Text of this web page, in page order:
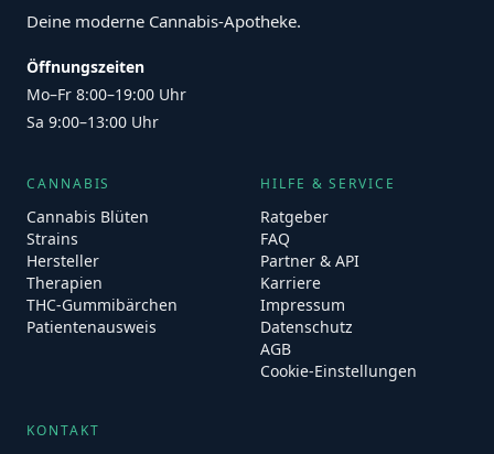
Deine moderne Cannabis-Apotheke.
Öffnungszeiten
Mo–Fr 8:00–19:00 Uhr
Sa 9:00–13:00 Uhr
CANNABIS
Cannabis Blüten
Strains
Hersteller
Therapien
THC-Gummibärchen
Patientenausweis
HILFE & SERVICE
Ratgeber
FAQ
Partner & API
Karriere
Impressum
Datenschutz
AGB
Cookie-Einstellungen
KONTAKT